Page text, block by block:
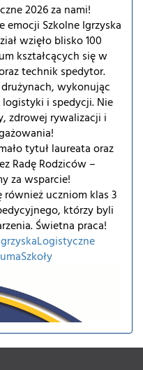
2026 za nami!
emocji Szkolne Igrzyska
wzięło blisko 100
kształcących się w
technik spedytor.
wykonując
i spedycji. Nie
zdrowej rywalizacji i
tytuł laureata oraz
Radę Rodziców –
za wsparcie!
uczniom klas 3
którzy byli
Świetna praca!